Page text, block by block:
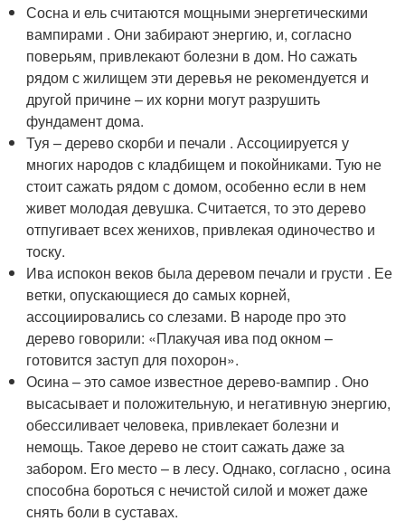
Сосна и ель считаются мощными энергетическими
вампирами . Они забирают энергию, и, согласно
поверьям, привлекают болезни в дом. Но сажать
рядом с жилищем эти деревья не рекомендуется и
другой причине – их корни могут разрушить
фундамент дома.
Туя – дерево скорби и печали . Ассоциируется у
многих народов с кладбищем и покойниками. Тую не
стоит сажать рядом с домом, особенно если в нем
живет молодая девушка. Считается, то это дерево
отпугивает всех женихов, привлекая одиночество и
тоску.
Ива испокон веков была деревом печали и грусти . Ее
ветки, опускающиеся до самых корней,
ассоциировались со слезами. В народе про это
дерево говорили: «Плакучая ива под окном –
готовится заступ для похорон».
Осина – это самое известное дерево-вампир . Оно
высасывает и положительную, и негативную энергию,
обессиливает человека, привлекает болезни и
немощь. Такое дерево не стоит сажать даже за
забором. Его место – в лесу. Однако, согласно , осина
способна бороться с нечистой силой и может даже
снять боли в суставах.